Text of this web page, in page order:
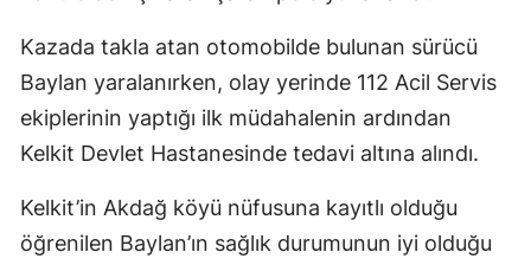
Isparta
Mersin
İstanbul
İzmir
Kazada takla atan otomobilde bulunan sürücü
Baylan yaralanırken, olay yerinde 112 Acil Servis
ekiplerinin yaptığı ilk müdahalenin ardından
Kelkit Devlet Hastanesinde tedavi altına alındı.
Kelkit’in Akdağ köyü nüfusuna kayıtlı olduğu
öğrenilen Baylan’ın sağlık durumunun iyi olduğu